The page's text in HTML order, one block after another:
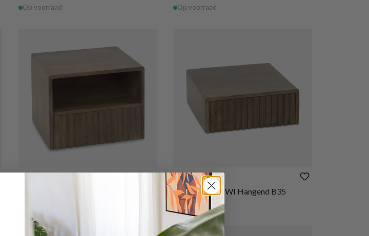
Op voorraad Op voorraad
€ 99,90 € 79,90
Nachttafel ROWI Hangend B35
Op bestelling